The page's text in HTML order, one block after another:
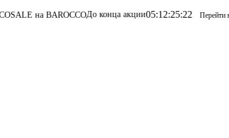
BAROCCOДо конца акции05:12:25:22 Перейти в каталог